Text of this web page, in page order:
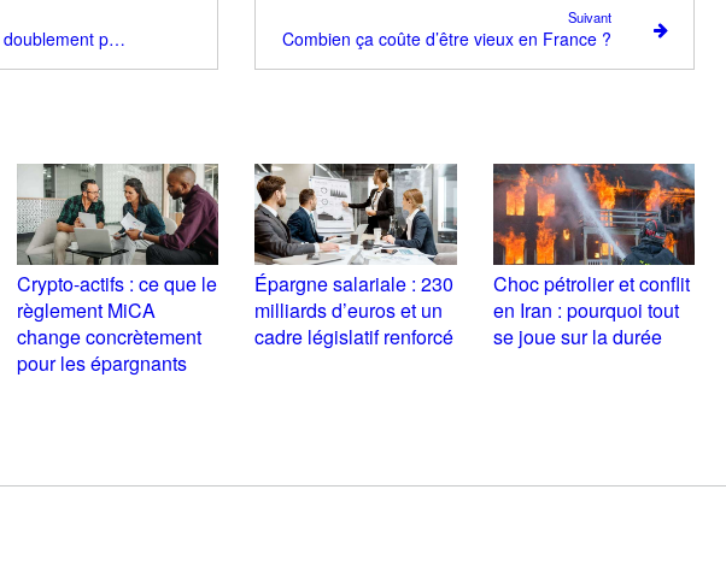
Déficit foncier : un doublement pour la rénovation énergétique
Suivant
Combien ça coûte d’être vieux en France ?
Crypto-actifs : ce que le
règlement MiCA
change concrètement
pour les épargnants
Épargne salariale : 230
milliards d’euros et un
cadre législatif renforcé
Choc pétrolier et conflit
en Iran : pourquoi tout
se joue sur la durée